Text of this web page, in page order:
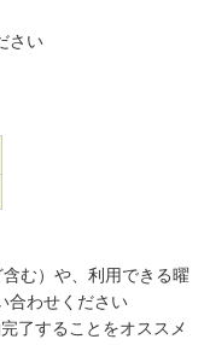
さい
む）や、利用できる曜
合わせください
了することをオススメ